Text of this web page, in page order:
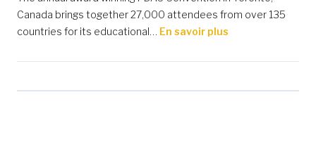
Canada brings together 27,000 attendees from over 135
countries for its educational… En savoir plus